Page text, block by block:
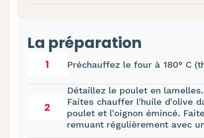
La préparation
1 Préchauffez le four à 180° C
2
Détaillez le poulet en
Faites chauffer l'huile d'olive
poulet et l'oignon émincé.
remuant régulièrement avec